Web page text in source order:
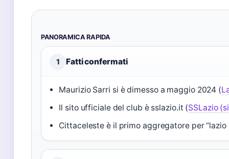
PANORAMICA RAPIDA
1 Fatti confermati
Maurizio Sarri si è dimesso a maggio 2024 (
Il sito ufficiale del club è sslazio.it (SSLazio
Cittaceleste è il primo aggregatore per “lazio